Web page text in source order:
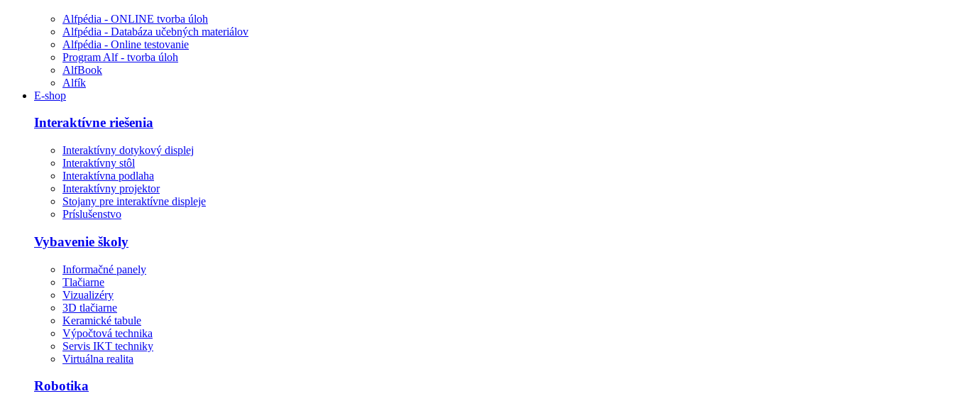
Alfpédia - ONLINE tvorba úloh
Alfpédia - Databáza učebných materiálov
Alfpédia - Online testovanie
Program Alf - tvorba úloh
AlfBook
Alfík
E-shop
Interaktívne riešenia
Interaktívny dotykový displej
Interaktívny stôl
Interaktívna podlaha
Interaktívny projektor
Stojany pre interaktívne displeje
Príslušenstvo
Vybavenie školy
Informačné panely
Tlačiarne
Vizualizéry
3D tlačiarne
Keramické tabule
Výpočtová technika
Servis IKT techniky
Virtuálna realita
Robotika